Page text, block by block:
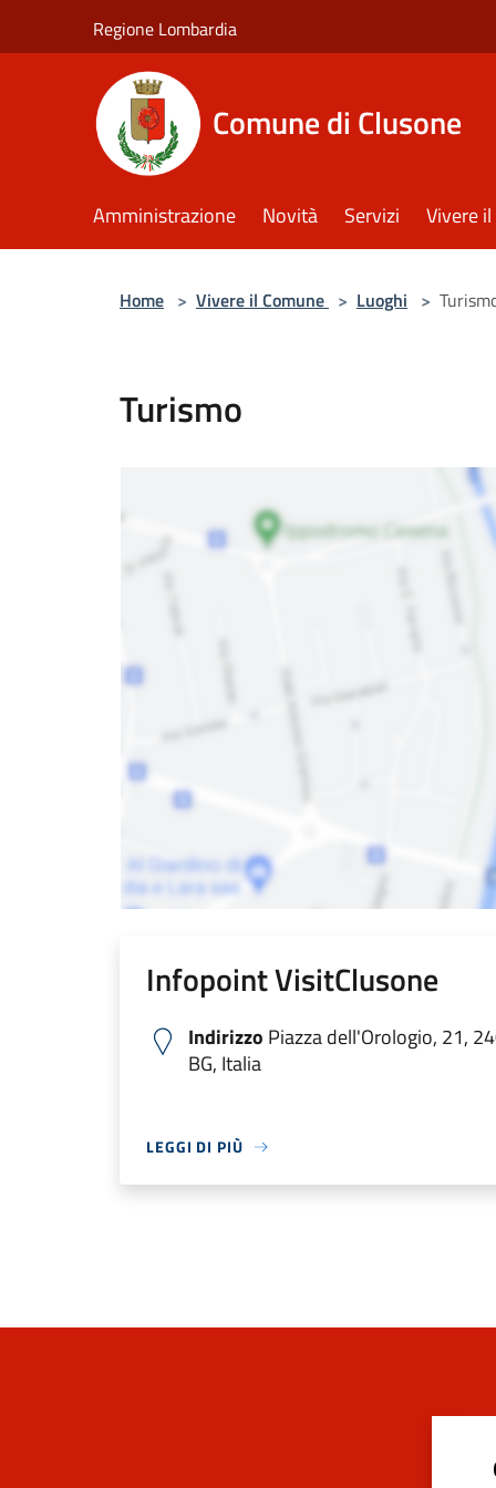
Regione Lombardia
Comune di Clusone
Amministrazione Novità Servizi Vivere
Home > Vivere il Comune > Luoghi >
Turismo
Infopoint VisitClusone
Indirizzo Piazza dell'Orologio, 21,
BG, Italia
LEGGI DI PIÙ